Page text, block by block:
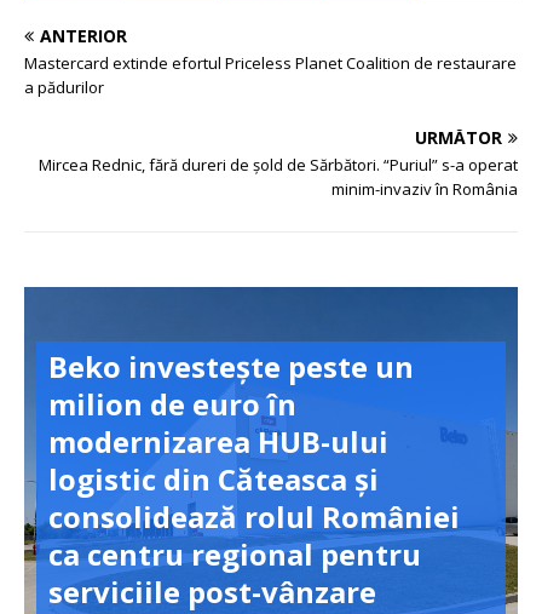
ANTERIOR
Mastercard extinde efortul Priceless Planet Coalition de restaurare
a pădurilor
URMĂTOR
Mircea Rednic, fără dureri de șold de Sărbători. “Puriul” s-a operat
minim-invaziv în România
Beko investește peste un
milion de euro în
modernizarea HUB-ului
logistic din Căteasca și
consolidează rolul României
ca centru regional pentru
serviciile post-vânzare